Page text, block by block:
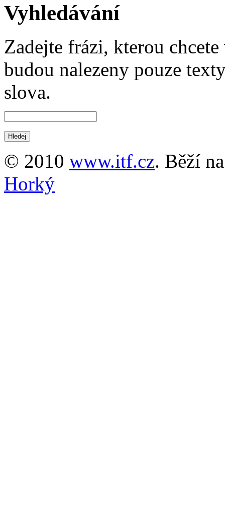
Vyhledávání
Zadejte frázi, kterou
budou nalezeny pouze
slova.
© 2010 www.itf.cz. Běží
Horký